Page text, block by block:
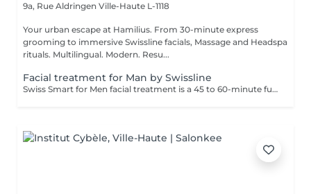
9a, Rue Aldringen Ville-Haute L-1118
Your urban escape at Hamilius. From 30-minute express
grooming to immersive Swissline facials, Massage and Headspa
rituals. Multilingual. Modern. Resu...
Facial treatment for Man by Swissline
Swiss Smart for Men facial treatment is a 45 to 60-minute fully personalised facial designed for men who seek to detoxify and strengthen their skin. This facial uses exclusively vegan Swissline products, enhanced with the signature collection of Age Intelligence Boosters to protect and rebalance the skin. It has an instant distress effect and includes a 15- to 20-minute facial massage combining relaxation and lymphatic drainage to detoxify the skin, and is a smart and fast way to look your best. Key benefits: Refreshes and energises tired-looking skin Soothes irritation Improves skin tone and texture